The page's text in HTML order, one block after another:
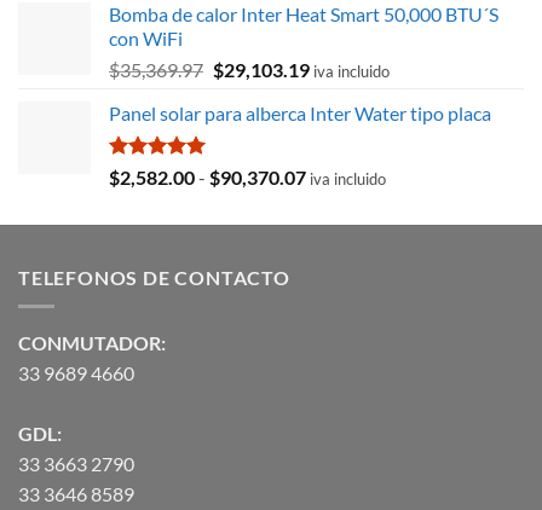
era:
es:
Bomba de calor Inter Heat Smart 50,000 BTU´S
con WiFi
$35,369.97 El
original
$35,369.97.
$29,103.19El
actual
$29,103.19.
iva incluido
Panel solar para alberca Inter Water tipo placa
Valorado
con
$2,582.00- $90,370.07Rango
precios:
iva incluido
TELEFONOS DE CONTACTO
CONMUTADOR:
33 9689 4660
GDL:
33 3663 2790
33 3646 8589